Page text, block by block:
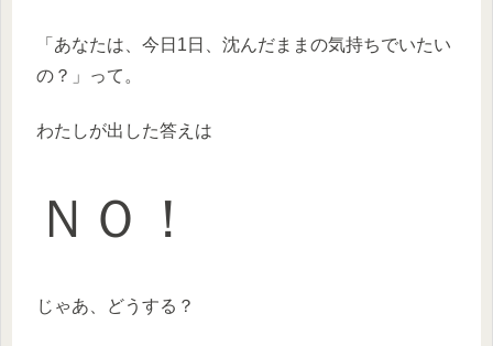
「あなたは、今日1日、沈んだままの気持ちでいたい
の？」って。
わたしが出した答えは
ＮＯ！
じゃあ、どうする？